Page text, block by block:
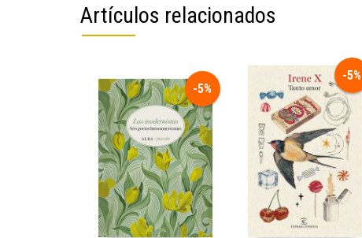
Artículos relacionados
-5%
-5%